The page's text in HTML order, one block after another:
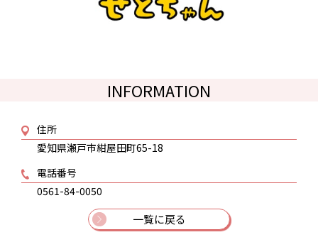
INFORMATION
住所
愛知県瀬戸市紺屋田町65-18
電話番号
0561-84-0050
一覧に戻る